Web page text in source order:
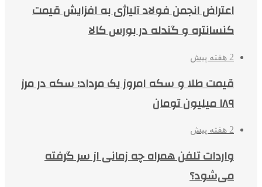
اعتراض انجمن فولاد آلیاژی به افزایش قیمت
کنسانتره و گندله در بورس کالا
2 هفته پیش
قیمت طلا و سکه امروز یک مرداد؛ سکه در مرز
۱۸۹ میلیون تومان
2 هفته پیش
واردات تلفن همراه چه زمانی از سر گرفته
می‌شود؟